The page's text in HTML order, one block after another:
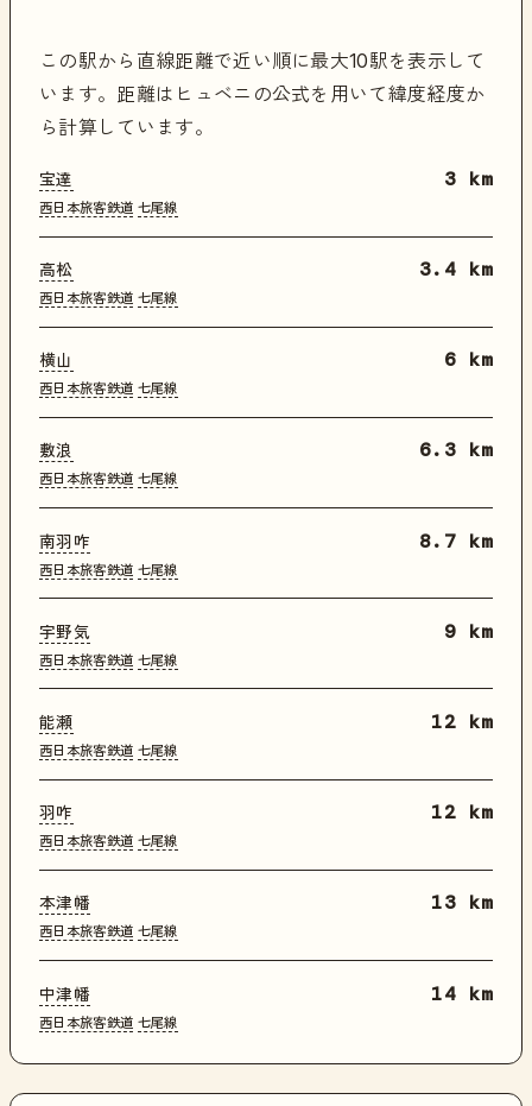
この駅から直線距離で近い順に最大10駅を表示して
います。距離はヒュベニの公式を用いて緯度経度か
ら計算しています。
宝達
西日本旅客鉄道 七尾線
3 km
高松
西日本旅客鉄道 七尾線
3.4 km
横山
西日本旅客鉄道 七尾線
6 km
敷浪
西日本旅客鉄道 七尾線
6.3 km
南羽咋
西日本旅客鉄道 七尾線
8.7 km
宇野気
西日本旅客鉄道 七尾線
9 km
能瀬
西日本旅客鉄道 七尾線
12 km
羽咋
西日本旅客鉄道 七尾線
12 km
本津幡
西日本旅客鉄道 七尾線
13 km
中津幡
西日本旅客鉄道 七尾線
14 km